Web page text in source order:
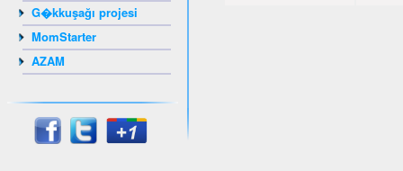
G�kkuşağı projesi
MomStarter
AZAM